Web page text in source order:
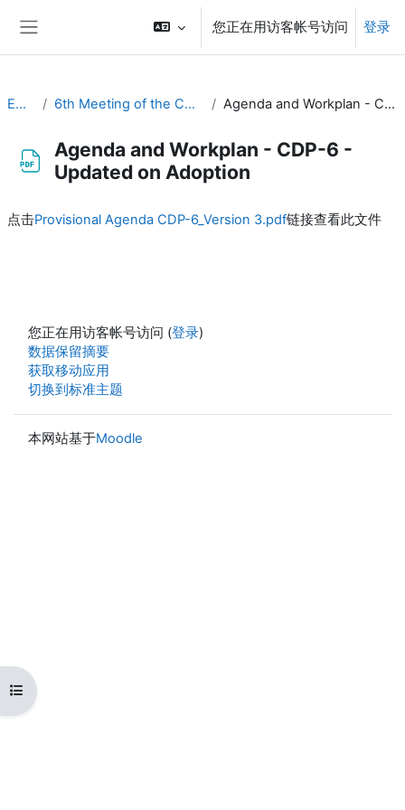
您正在用访客帐号访问 登录
打开课程索引
EC-CDP 6th Meeting of the CDP (1 & 2 November 2022) Agenda and Workplan - CDP-6 - Updated on Adoption
Agenda and Workplan - CDP-6 -
Updated on Adoption
点击Provisional Agenda CDP-6_Version 3.pdf链接查看此文件
您正在用访客帐号访问 (登录)
‎数据保留摘要‎
获取移动应用
切换到标准主题
本网站基于Moodle